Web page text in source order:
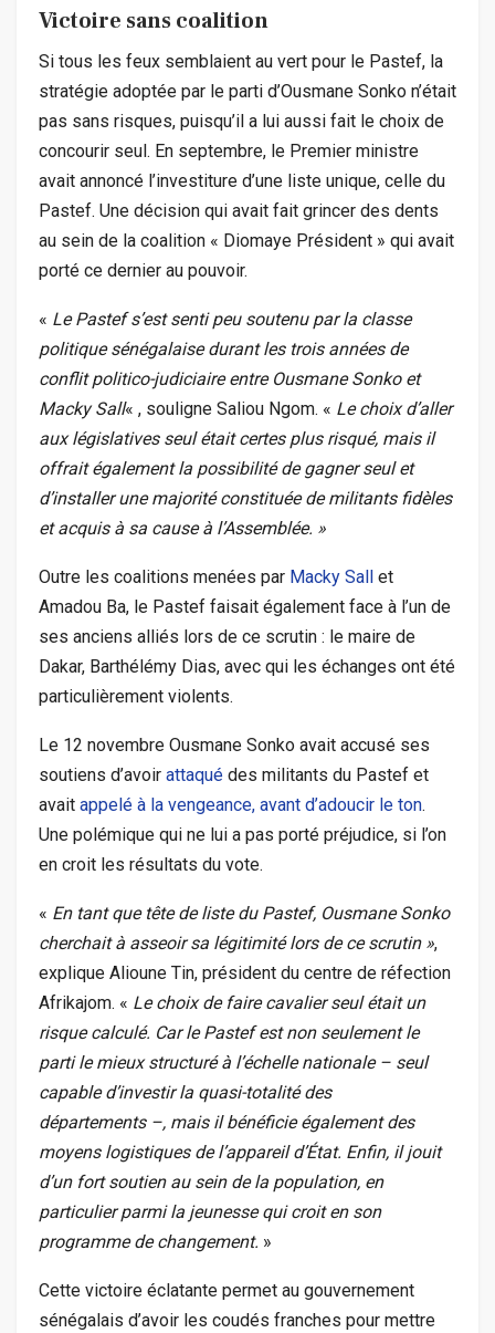
Victoire sans coalition
Si tous les feux semblaient au vert pour le Pastef, la
stratégie adoptée par le parti d’Ousmane Sonko n’était
pas sans risques, puisqu’il a lui aussi fait le choix de
concourir seul. En septembre, le Premier ministre
avait annoncé l’investiture d’une liste unique, celle du
Pastef. Une décision qui avait fait grincer des dents
au sein de la coalition « Diomaye Président » qui avait
porté ce dernier au pouvoir.
« Le Pastef s’est senti peu soutenu par la classe
politique sénégalaise durant les trois années de
conflit politico-judiciaire entre Ousmane Sonko et
Macky Sall« , souligne Saliou Ngom. « Le choix d’aller
aux législatives seul était certes plus risqué, mais il
offrait également la possibilité de gagner seul et
d’installer une majorité constituée de militants fidèles
et acquis à sa cause à l’Assemblée. »
Outre les coalitions menées par Macky Sall
et
Amadou Ba, le Pastef faisait également face à l’un de
ses anciens alliés lors de ce scrutin : le maire de
Dakar, Barthélémy Dias, avec qui les échanges ont été
particulièrement violents.
Le 12 novembre Ousmane Sonko avait accusé ses
soutiens d’avoir attaqué des militants du Pastef et
avait appelé à la vengeance, avant d’adoucir le ton.
Une polémique qui ne lui a pas porté préjudice, si l’on
en croit les résultats du vote.
« En tant que tête de liste du Pastef, Ousmane Sonko
cherchait à asseoir sa légitimité lors de ce scrutin »,
explique Alioune Tin, président du centre de réfection
Afrikajom. « Le choix de faire cavalier seul était un
risque calculé. Car le Pastef est non seulement le
parti le mieux structuré à l’échelle nationale – seul
capable d’investir la quasi-totalité des
départements –, mais il bénéficie également des
moyens logistiques de l’appareil d’État. Enfin, il jouit
d’un fort soutien au sein de la population, en
particulier parmi la jeunesse qui croit en son
programme de changement. »
Cette victoire éclatante permet au gouvernement
sénégalais d’avoir les coudés franches pour mettre